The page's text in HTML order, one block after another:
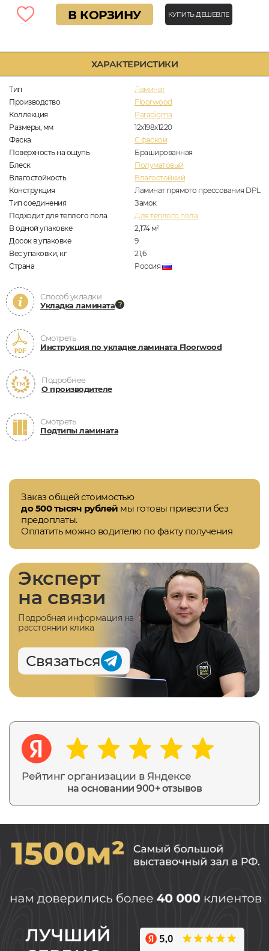
ХАРАКТЕРИСТИКИ
Тип
Ламинат
Производство
Floorwood
Коллекция
Paradigma
Размеры, мм
12х198х1220
Фаска
C фаской
Поверхность на ощупь
Брашированная
Блеск
Полуматовый
Влагостойкость
Влагостойкий
Конструкция
Ламинат прямого прессования DPL
Тип соединения
Замок
Подходит для теплого пола
Для теплого пола
В одной упаковке
2,174 м2
Досок в упаковке
9
Вес упаковки, кг
21,6
Страна
Россия
Способ укладки
Укладка ламината
Смотреть
Инструкция по укладке ламината Floorwood
Подробнее
О производителе
Смотреть
Подтипы ламината
В КОРЗИНУ КУПИТЬ ДЕШЕВЛЕ
Заказ общей стоимостью
до 500 тысяч рублей мы готовы привезти без
предоплаты.
Оплатить можно водителю по факту получения
Рейтинг организации в Яндексе
на основании 900+ отзывов
Эксперт
на связи
Подробная информация на
расстоянии клика
Связаться